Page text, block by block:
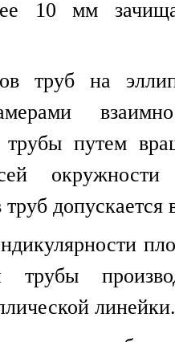
10 мм
труб на
трубы путем
окружности
труб
трубы